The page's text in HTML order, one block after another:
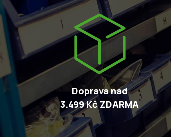
Doprava nad
3.499 Kč ZDARMA